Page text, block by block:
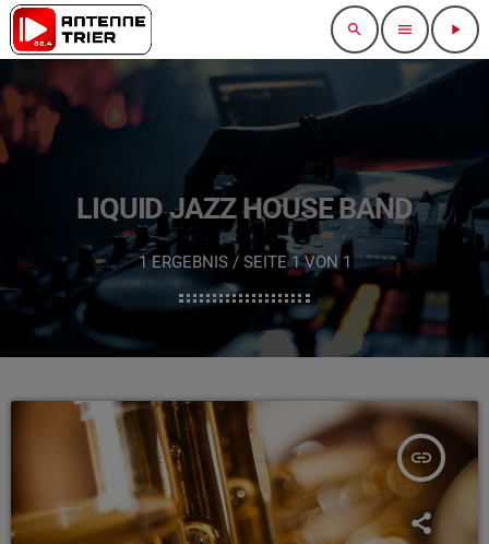
search menu play_arrow
LIQUID JAZZ HOUSE BAND
1 ERGEBNIS / SEITE 1 VON 1
insert_link